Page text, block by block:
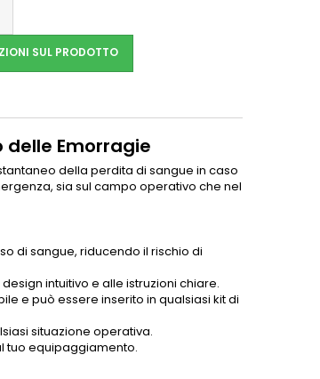
SUL PRODOTTO
delle Emorragie
della perdita di sangue in caso
sia sul campo operativo che nel
di sangue, riducendo il rischio di
intuitivo e alle istruzioni chiare.
e può essere inserito in qualsiasi kit di
situazione operativa.
tuo equipaggiamento.